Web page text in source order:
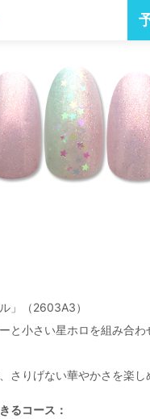
」（2603A3）
と小さい星ホロを組み合わ
さりげない華やかさを楽し
るコース：